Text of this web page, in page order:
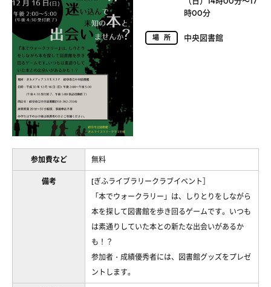
時00分
場所 中央図書館
参加費など 無料
備考
[ぎふライブラリークラブイベント］
「本でウォークラリー」は、しりとりをしながら
本を探して図書館を歩き回るゲームです。いつも
は素通りしていた本との新たな出会いがあるか
も！？
参加者・成績優秀者には、図書館グッズをプレゼ
ントします。